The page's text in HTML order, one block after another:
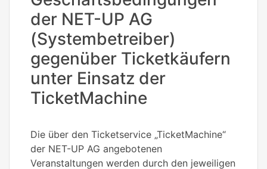
der NET-UP AG
(Systembetreiber)
gegenüber Ticketkäufern
unter Einsatz der
TicketMachine
Die über den Ticketservice „TicketMachine“
der NET-UP AG angebotenen
Veranstaltungen werden durch den jeweiligen